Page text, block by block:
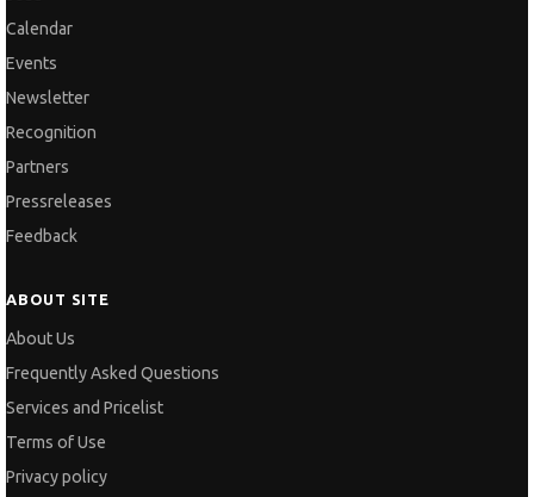
Recognition
Partners
Pressreleases
Feedback
ABOUT SITE
About Us
Services and Pricelist
Terms of Use
Privacy policy
Cookies policy
GDPR and Data Processing
Site Map